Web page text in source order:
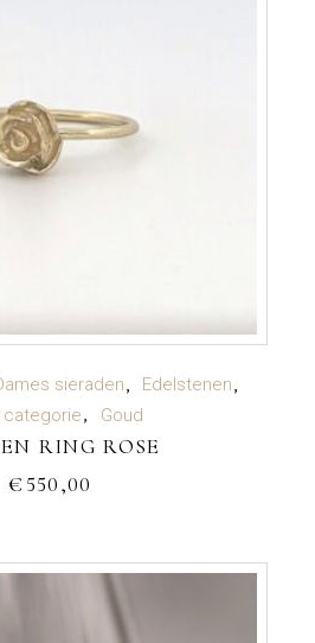
AAN WINKELWAGEN
sieraden
Edelstenen
categorie
Goud
RING ROSE
€ 550,00